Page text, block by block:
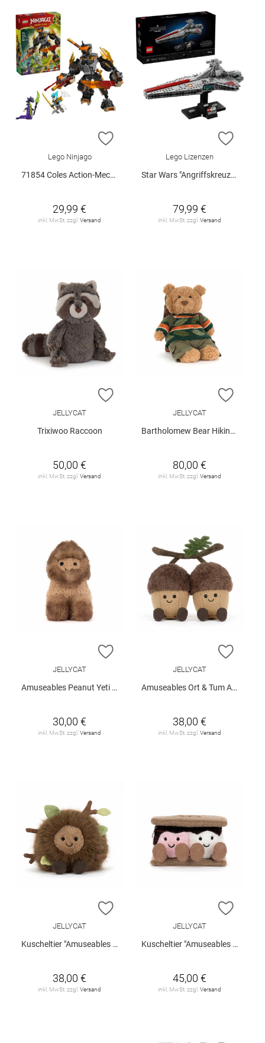
ZUR WUNSCHLISTE HINZUFÜGEN
Lego Ninjago
71854 Coles Action-Mech und Drache.. V29
29,99 €
inkl. MwSt. zzgl. Versand
ZUR
Lego Lizenzen
Star Wars "Angriffskreuzer der Venator-Klasse", 75441
79,99 €
inkl. MwSt. zzgl. Versand
ZUR WUNSCHLISTE HINZUFÜGEN
JELLYCAT
Trixiwoo Raccoon
50,00 €
inkl. MwSt. zzgl.Versand
ZUR
JELLYCAT
Bartholomew Bear Hiking Outfit
80,00 €
inkl. MwSt. zzgl.Versand
ZUR WUNSCHLISTE HINZUFÜGEN
JELLYCAT
Amuseables Peanut Yeti Outfit
30,00 €
inkl. MwSt. zzgl.Versand
ZUR
JELLYCAT
Amuseables Ort & Tum Acorns
38,00 €
inkl. MwSt. zzgl.Versand
ZUR WUNSCHLISTE HINZUFÜGEN
JELLYCAT
Kuscheltier "Amuseables Mulshi Woodland Floor"
38,00 €
inkl. MwSt. zzgl. Versand
ZUR
JELLYCAT
Kuscheltier "Amuseables S'mores"
45,00 €
inkl. MwSt. zzgl. Versand